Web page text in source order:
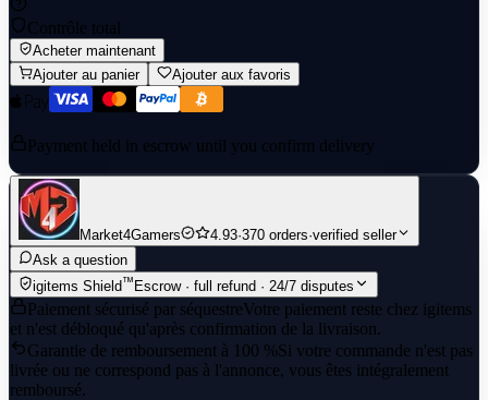
Contrôle total
Acheter maintenant
Ajouter au panier
Ajouter aux favoris
Payment held in escrow until you confirm delivery
Market4Gamers 4.93·370 orders·verified seller
Ask a question
igitems Shield™ Escrow · full refund · 24/7 disputes
Paiement sécurisé par séquestreVotre paiement reste chez igitems
et n'est débloqué qu'après confirmation de la livraison.
Garantie de remboursement à 100 %Si votre commande n'est pas
livrée ou ne correspond pas à l'annonce, vous êtes intégralement
remboursé.